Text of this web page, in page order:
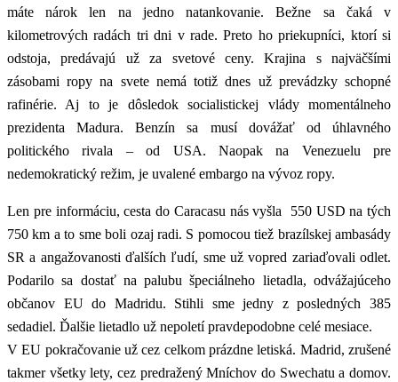
máte nárok len na jedno natankovanie. Bežne sa čaká v
kilometrových radách tri dni v rade. Preto ho priekupníci, ktorí si
odstoja, predávajú už za svetové ceny. Krajina s najväčšími
zásobami ropy na svete nemá totiž dnes už prevádzky schopné
rafinérie. Aj to je dôsledok socialistickej vlády momentálneho
prezidenta Madura. Benzín sa musí dovážať od úhlavného
politického rivala – od USA. Naopak na Venezuelu pre
nedemokratický režim, je uvalené embargo na vývoz ropy.
Len pre informáciu, cesta do Caracasu nás vyšla 550 USD na tých
750 km a to sme boli ozaj radi. S pomocou tiež brazílskej ambasády
SR a angažovanosti ďalších ľudí, sme už vopred zariaďovali odlet.
Podarilo sa dostať na palubu špeciálneho lietadla, odvážajúceho
občanov EU do Madridu. Stihli sme jedny z posledných 385
sedadiel. Ďalšie lietadlo už nepoletí pravdepodobne celé mesiace.
V EU pokračovanie už cez celkom prázdne letiská. Madrid, zrušené
takmer všetky lety, cez predražený Mníchov do Swechatu a domov.